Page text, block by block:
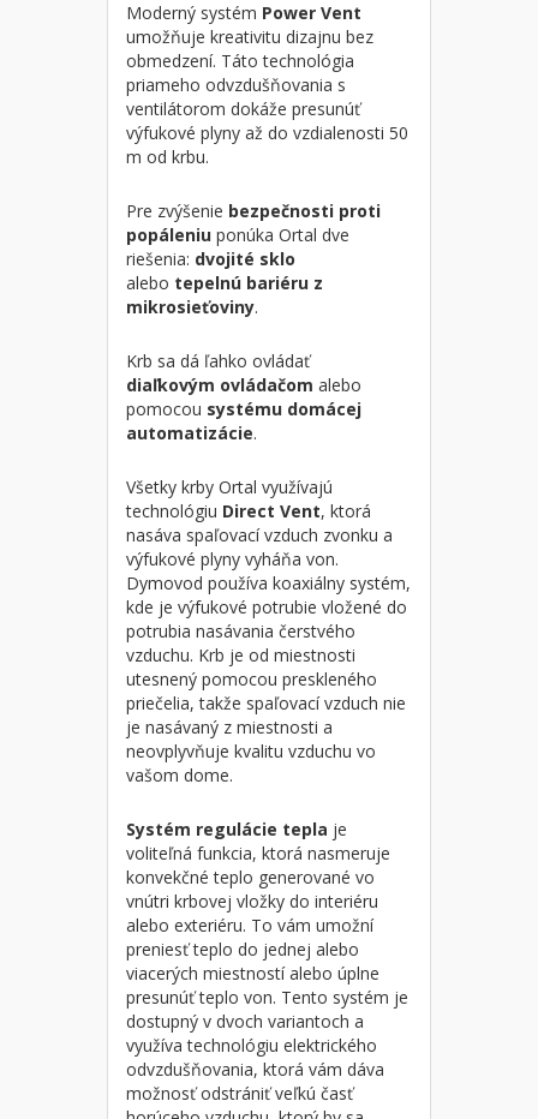
Moderný systém Power Vent
umožňuje kreativitu dizajnu bez
obmedzení. Táto technológia
priameho odvzdušňovania s
ventilátorom dokáže presunúť
výfukové plyny až do vzdialenosti 50
m od krbu.
Pre zvýšenie bezpečnosti proti
popáleniu ponúka Ortal dve
riešenia: dvojité sklo
alebo tepelnú bariéru z
mikrosieťoviny.
Krb sa dá ľahko ovládať
diaľkovým ovládačom alebo
pomocou systému domácej
automatizácie.
Všetky krby Ortal využívajú
technológiu Direct Vent, ktorá
nasáva spaľovací vzduch zvonku a
výfukové plyny vyháňa von.
Dymovod používa koaxiálny systém,
kde je výfukové potrubie vložené do
potrubia nasávania čerstvého
vzduchu. Krb je od miestnosti
utesnený pomocou preskleného
priečelia, takže spaľovací vzduch nie
je nasávaný z miestnosti a
neovplyvňuje kvalitu vzduchu vo
vašom dome.
Systém regulácie tepla je
voliteľná funkcia, ktorá nasmeruje
konvekčné teplo generované vo
vnútri krbovej vložky do interiéru
alebo exteriéru. To vám umožní
preniesť teplo do jednej alebo
viacerých miestností alebo úplne
presunúť teplo von. Tento systém je
dostupný v dvoch variantoch a
využíva technológiu elektrického
odvzdušňovania, ktorá vám dáva
možnosť odstrániť veľkú časť